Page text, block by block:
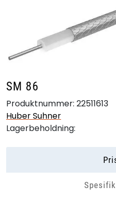
SM 86
Produktnummer: 22511613
Huber Suhner
Lagerbeholdning: